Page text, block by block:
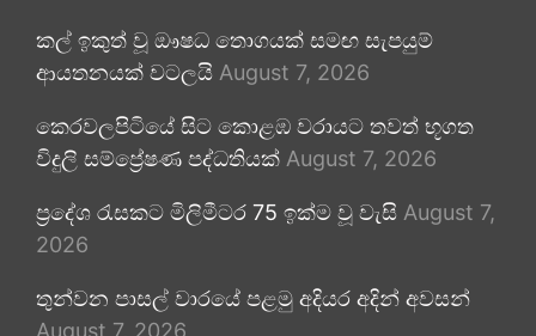
කල් ඉකුත් වූ ඖෂධ තොගයක් සමඟ සැපයුම්
ආයතනයක් වටලයි August 7, 2026
කෙරවලපිටියේ සිට කොළඹ වරායට තවත් භූගත
විදුලි සම්ප්‍රේෂණ පද්ධතියක් August 7, 2026
ප්‍රදේශ රැසකට මිලිමීටර 75 ඉක්ම වූ වැසි August 7,
2026
තුන්වන පාසල් වාරයේ පළමු අදියර අදින් අවසන්
August 7, 2026